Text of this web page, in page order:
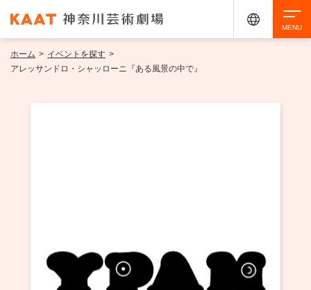
・ イベントカレンダー
・ 館内サービス・アクセシビリティ
施設を借りる
ホーム > イベントを探す >
アレッサンドロ・シャッローニ『ある風景の中で』